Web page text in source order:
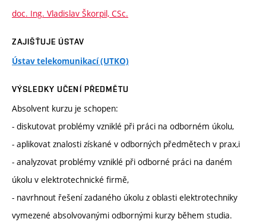
doc. Ing. Vladislav Škorpil, CSc.
ZAJIŠŤUJE ÚSTAV
Ústav telekomunikací (UTKO)
VÝSLEDKY UČENÍ PŘEDMĚTU
Absolvent kurzu je schopen:
- diskutovat problémy vzniklé při práci na odborném úkolu,
- aplikovat znalosti získané v odborných předmětech v prax,i
- analyzovat problémy vzniklé při odborné práci na daném
úkolu v elektrotechnické firmě,
- navrhnout řešení zadaného úkolu z oblasti elektrotechniky
vymezené absolvovanými odbornými kurzy během studia.